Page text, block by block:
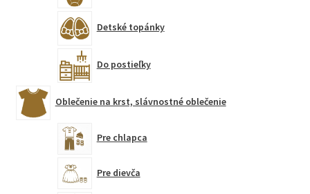
Detské topánky
Do postieľky
Oblečenie na krst, slávnostné oblečenie
Pre chlapca
Pre dievča